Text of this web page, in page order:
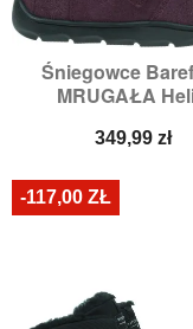
Śniegowce
MRUGAŁA
Cena
349,99 zł
-117,00 ZŁ